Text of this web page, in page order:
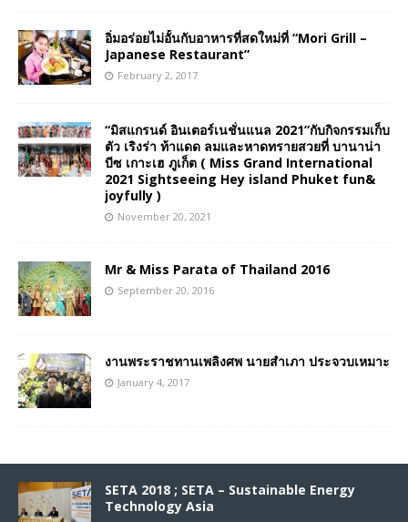
อิ่มอร่อยไม่อั้นกับอาหารที่สดใหม่ที่ “Mori Grill –
Japanese Restaurant”
February 2, 2017
“มิสแกรนด์ อินเตอร์เนชั่นแนล 2021”กับกิจกรรมเก็บ
ตัว เริงร่า ท้าแดด ลมและหาดทรายสวยที่ บานาน่า
บีซ เกาะเฮ ภูเก็ต ( Miss Grand International
2021 Sightseeing Hey island Phuket fun&
joyfully )
November 20, 2021
Mr & Miss Parata of Thailand 2016
September 20, 2016
งานพระราชทานเพลิงศพ นายสำเภา ประจวบเหมาะ
January 4, 2017
SETA 2018 ; SETA – Sustainable Energy
Technology Asia